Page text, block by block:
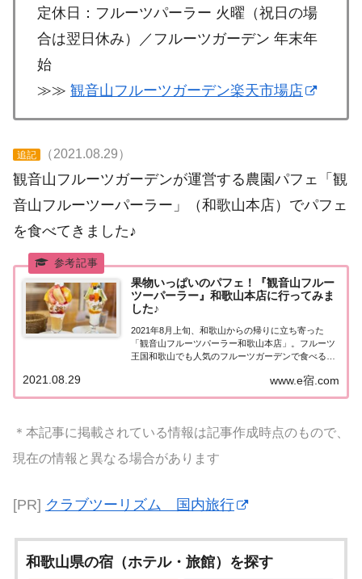
定休日：フルーツパーラー 火曜（祝日の場
合は翌日休み）／フルーツガーデン 年末年
始
≫≫ 観音山フルーツガーデン楽天市場店
追記 （2021.08.29）
観音山フルーツガーデンが運営する農園パフェ「観
音山フルーツーパーラー」（和歌山本店）でパフェ
を食べてきました♪
果物いっぱいのパフェ！『観音山フルー
ツーパーラー』和歌山本店に行ってみま
した♪
2021年8月上旬、和歌山からの帰りに立ち寄った
「観音山フルーツパーラー和歌山本店」。フルーツ
王国和歌山でも人気のフルーツガーデンで食べるフ
観音山フルーツーパーラーテレビでもよく紹介され
る観音山フルーツガーデンさん。創業はなんと明治
www.e宿.com
2021.08.29
＊本記事に掲載されている情報は記事作成時点のもので、
現在の情報と異なる場合があります
[PR] クラブツーリズム 国内旅行
和歌山県の宿（ホテル・旅館）を探す